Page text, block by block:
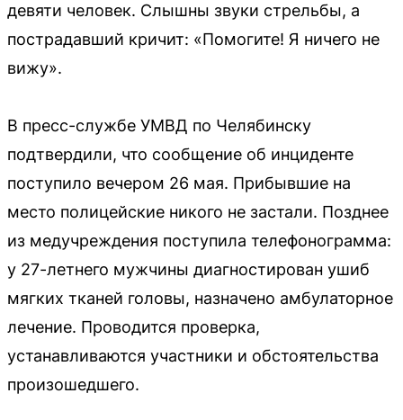
девяти человек. Слышны звуки стрельбы, а
пострадавший кричит: «Помогите! Я ничего не
вижу».
В пресс-службе УМВД по Челябинску
подтвердили, что сообщение об инциденте
поступило вечером 26 мая. Прибывшие на
место полицейские никого не застали. Позднее
из медучреждения поступила телефонограмма:
у 27-летнего мужчины диагностирован ушиб
мягких тканей головы, назначено амбулаторное
лечение. Проводится проверка,
устанавливаются участники и обстоятельства
произошедшего.